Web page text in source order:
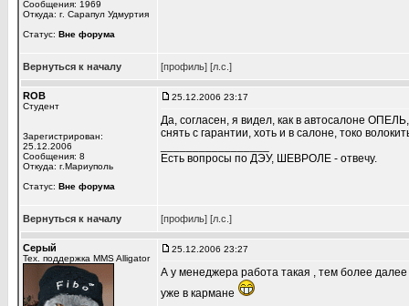
Сообщения: 1969
Откуда: г. Сарапул Удмуртия
Статус: Вне форума
Вернуться к началу [профиль] [л.с.]
ROB
Студент
Зарегистрирован:
25.12.2006
Сообщения: 8
Откуда: г.Мариуполь
Статус: Вне форума
25.12.2006 23:17
Да, согласен, я видел, как в автосалоне
снять с гарантии, хоть и в салоне, токо
Есть вопросы по ДЭУ, ШЕВРОЛЕ - отвечу.
Вернуться к началу [профиль] [л.с.]
Серый
Тех. поддержка MMS Alligator
25.12.2006 23:27
А у менеджера работа такая , тем более
уже в кармане